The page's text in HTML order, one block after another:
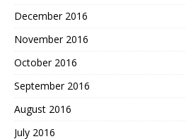
December 2016
November 2016
October 2016
September 2016
August 2016
July 2016